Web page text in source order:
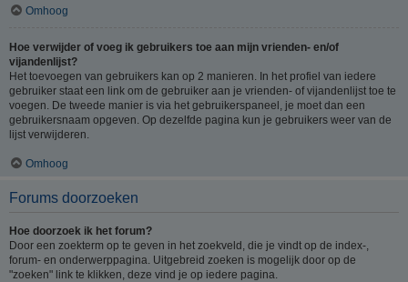
Omhoog
Hoe verwijder of voeg ik gebruikers toe aan mijn vrienden- en/of
vijandenlijst?
Het toevoegen van gebruikers kan op 2 manieren. In het profiel van iedere
gebruiker staat een link om de gebruiker aan je vrienden- of vijandenlijst toe te
voegen. De tweede manier is via het gebruikerspaneel, je moet dan een
gebruikersnaam opgeven. Op dezelfde pagina kun je gebruikers weer van de
lijst verwijderen.
Omhoog
Forums doorzoeken
Hoe doorzoek ik het forum?
Door een zoekterm op te geven in het zoekveld, die je vindt op de index-,
forum- en onderwerppagina. Uitgebreid zoeken is mogelijk door op de
"zoeken" link te klikken, deze vind je op iedere pagina.